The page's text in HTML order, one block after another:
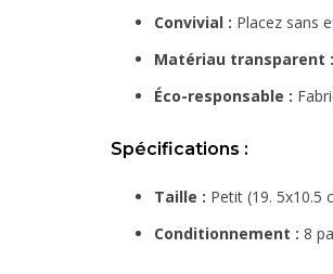
Convivial : Placez sans
Matériau transparent :
Éco-responsable :
Spécifications :
Taille : Petit (19. 5x10.5
Conditionnement : 8